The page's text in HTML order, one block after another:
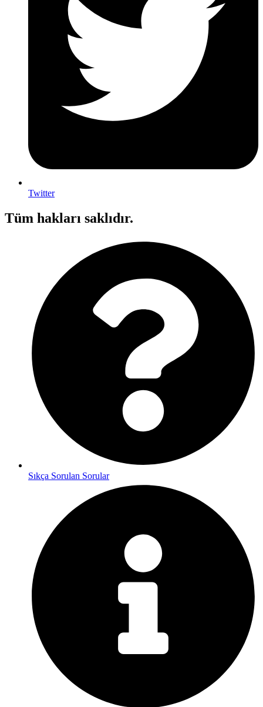
Twitter
Tüm hakları saklıdır.
Sıkça Sorulan Sorular